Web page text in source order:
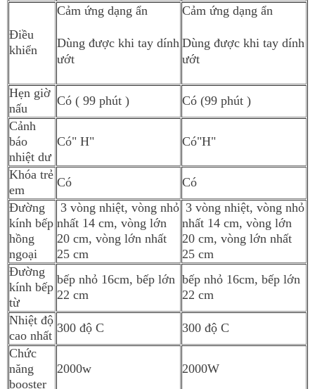
Điều
khiển
Cảm ứng dạng ẩn
Dùng được khi tay dính
ướt
Cảm ứng dạng ẩn
Dùng được khi tay dính
ướt
Hẹn giờ
nấu
Có ( 99 phút )
Có (99 phút )
Cảnh
báo
nhiệt dư
Có" H" Có"H"
Khóa trẻ
em
Có
Có
Đường
kính bếp
hồng
ngoại
3 vòng nhiệt, vòng nhỏ
nhất 14 cm, vòng lớn
20 cm, vòng lớn nhất
25 cm
3 vòng nhiệt, vòng nhỏ
nhất 14 cm, vòng lớn
20 cm, vòng lớn nhất
25 cm
Đường
kính bếp
từ
bếp nhỏ 16cm, bếp lớn
22 cm
bếp nhỏ 16cm, bếp lớn
22 cm
Nhiệt độ
cao nhất
300 độ C
300 độ C
Chức
năng
booster
2000w 2000W